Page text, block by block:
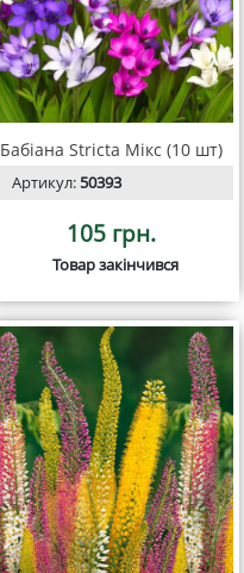
Бабіана Stricta Мікс (10 шт)
Артикул:50393
105 грн.
Товар закінчився